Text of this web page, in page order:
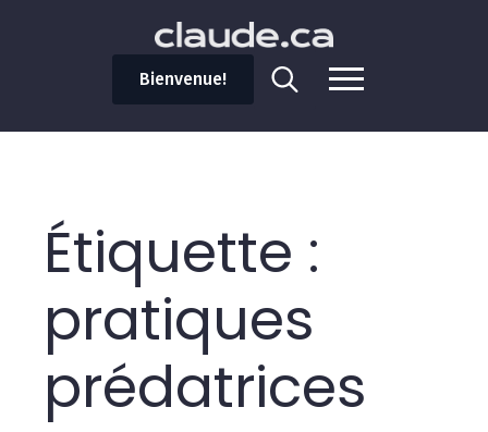
Bienvenue!
Étiquette :
pratiques
prédatrices